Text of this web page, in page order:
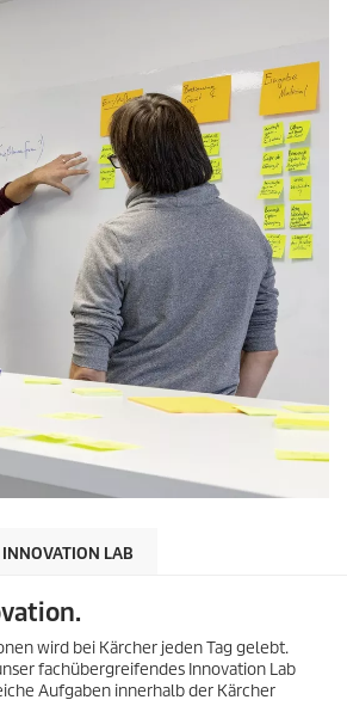
INNOVATION LAB
wird bei Kärcher jeden Tag gelebt.
fachübergreifendes Innovation Lab
Aufgaben innerhalb der Kärcher